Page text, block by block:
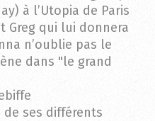
à l’Utopia de Paris
Greg qui lui donnera
n’oublie pas le
dans "le grand
de ses différents